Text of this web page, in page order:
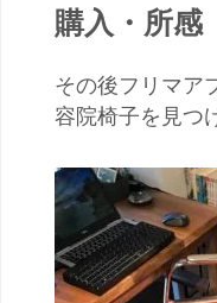
購入・所感
その後フリマア
容院椅子を見つ